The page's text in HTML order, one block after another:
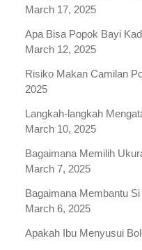
March 17, 2025
Apa Bisa Popok Bayi
March 12, 2025
Risiko Makan Camilan
2025
Langkah-langkah
March 10, 2025
Bagaimana Memilih
March 7, 2025
Bagaimana Membantu
March 6, 2025
Apakah Ibu Menyusui